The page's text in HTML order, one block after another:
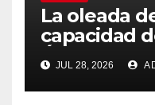
La oleada
capacidad
Ávila y al
obliga a
JUL 28, 2026